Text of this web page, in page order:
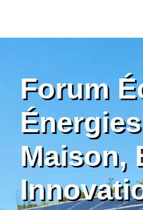
Forum
Maison,